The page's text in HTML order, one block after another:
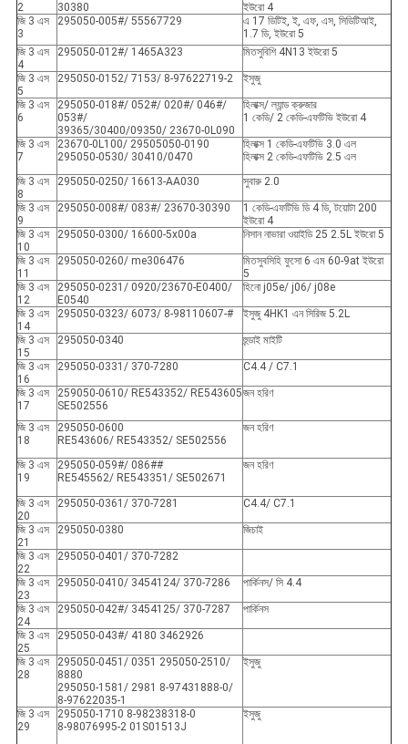
2
30380
ইউরো 4
জি 3 এস
3
295050-005#/ 55567729
এ 17 ডিটিই, ই, এফ, এস, সিডিটিআই,
1.7 ডি, ইউরো 5
জি 3 এস
4
295050-012#/ 1465A323 মিতসুবিশি 4N13 ইউরো 5
জি 3 এস
5
295050-0152/ 7153/ 8-97622719-2 ইসুজু
জি 3 এস
6
295050-018#/ 052#/ 020#/ 046#/
053#/
39365/30400/09350/ 23670-0L090
হিলাক্স/ ল্যান্ড ক্রুজার
1 কেডি/ 2 কেডি-এফটিভি ইউরো 4
জি 3 এস
7
23670-0L100/ 29505050-0190
295050-0530/ 30410/0470
হিলাক্স 1 কেডি-এফটিভি 3.0 এল
হিলাক্স 2 কেডি-এফটিভি 2.5 এল
জি 3 এস
8
295050-0250/ 16613-AA030 সুবারু 2.0
জি 3 এস
9
295050-008#/ 083#/ 23670-30390
1 কেডি-এফটিভি ডি 4 ডি, টয়োটা 200
ইউরো 4
জি 3 এস
10
295050-0300/ 16600-5x00a নিসান নাভারা ওয়াইডি 25 2.5L ইউরো 5
জি 3 এস
11
295050-0260/ me306476
মিতসুবসিহি ফুসো 6 এম 60-9at ইউরো
5
জি 3 এস
12
295050-0231/ 0920/23670-E0400/
E0540
হিনো j05e/ j06/ j08e
জি 3 এস
14
295050-0323/ 6073/ 8-98110607-# ইসুজু 4HK1 এন সিরিজ 5.2L
জি 3 এস
15
295050-0340 হুন্ডাই মাইটি
জি 3 এস
16
295050-0331/ 370-7280 C4.4 / C7.1
জি 3 এস
17
259050-0610/ RE543352/ RE543605
SE502556
জন হরিণ
জি 3 এস
18
295050-0600
RE543606/ RE543352/ SE502556
জন হরিণ
জি 3 এস
19
295050-059#/ 086##
RE545562/ RE543351/ SE502671
জন হরিণ
জি 3 এস
20
295050-0361/ 370-7281 C4.4/ C7.1
জি 3 এস
21
295050-0380 জিচাই
জি 3 এস
22
295050-0401/ 370-7282
জি 3 এস
23
295050-0410/ 3454124/ 370-7286 পার্কিনস/ সি 4.4
জি 3 এস
24
295050-042#/ 3454125/ 370-7287 পার্কিনস
জি 3 এস
25
295050-043#/ 4180 3462926
জি 3 এস
28
295050-0451/ 0351 295050-2510/
8880
295050-1581/ 2981 8-97431888-0/
8-97622035-1
ইসুজু
জি 3 এস
29
295050-1710 8-98238318-0
8-98076995-2 01S01513J
ইসুজু